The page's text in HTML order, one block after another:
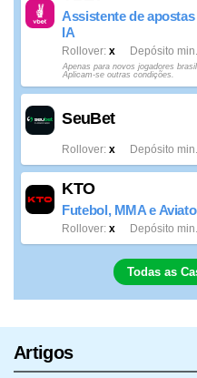
Assistente de
IA
x
Rollover Depósito min.
Apenas para novos jogadores
Aplicam-se outras condições.
SeuBet
x
Rollover Depósito min.
KTO
Futebol, MMA e
x
Rollover Depósito min.
Todas as
Artigos